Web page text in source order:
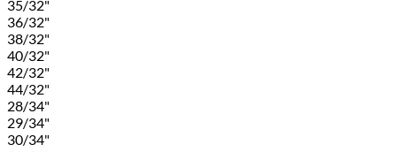
35/32"
36/32"
38/32"
40/32"
42/32"
44/32"
28/34"
29/34"
30/34"